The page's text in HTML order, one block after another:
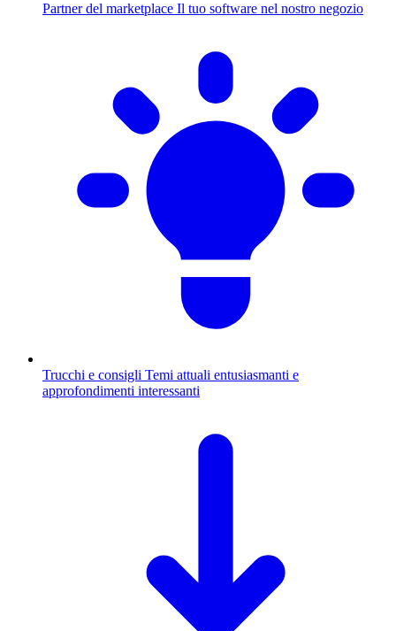
Partner del marketplace Il tuo software nel nostro negozio
Trucchi e consigli Temi attuali entusiasmanti e
approfondimenti interessanti